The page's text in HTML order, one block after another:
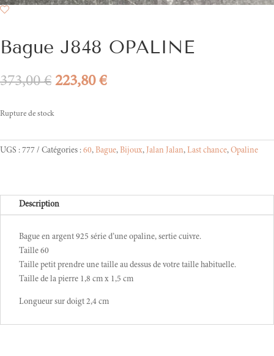
Bague J848 OPALINE
373,00€ Le
373,00 €.
223,80€Le
223,80 €.
Rupture de stock
UGS : 777 Catégories : 60, Bague, Bijoux, Jalan Jalan, Last chance, Opaline
Description
Bague en argent 925 série d’une opaline, sertie cuivre.
Taille 60
Taille petit prendre une taille au dessus de votre taille habituelle.
Taille de la pierre 1,8 cm x 1,5 cm
Longueur sur doigt 2,4 cm